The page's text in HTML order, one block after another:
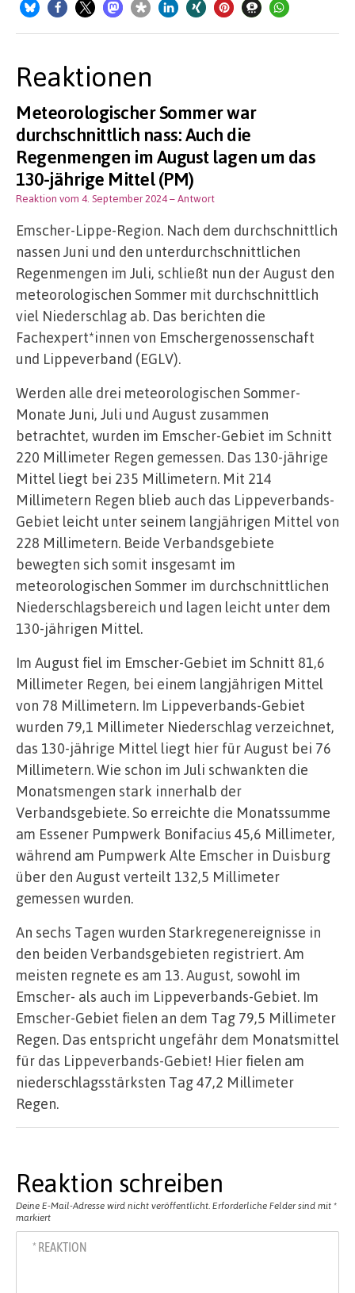
Reaktionen
Meteorologischer Sommer war
durchschnittlich nass: Auch die
Regenmengen im August lagen um das
130-jährige Mittel (PM)
Reaktion vom 4. September 2024– Antwort
Emscher-Lippe-Region. Nach dem durchschnittlich
nassen Juni und den unterdurchschnittlichen
Regenmengen im Juli, schließt nun der August den
meteorologischen Sommer mit durchschnittlich
viel Niederschlag ab. Das berichten die
Fachexpert*innen von Emschergenossenschaft
und Lippeverband (EGLV).
Werden alle drei meteorologischen Sommer-
Monate Juni, Juli und August zusammen
betrachtet, wurden im Emscher-Gebiet im Schnitt
220 Millimeter Regen gemessen. Das 130-jährige
Mittel liegt bei 235 Millimetern. Mit 214
Millimetern Regen blieb auch das Lippeverbands-
Gebiet leicht unter seinem langjährigen Mittel von
228 Millimetern. Beide Verbandsgebiete
bewegten sich somit insgesamt im
meteorologischen Sommer im durchschnittlichen
Niederschlagsbereich und lagen leicht unter dem
130-jährigen Mittel.
Im August fiel im Emscher-Gebiet im Schnitt 81,6
Millimeter Regen, bei einem langjährigen Mittel
von 78 Millimetern. Im Lippeverbands-Gebiet
wurden 79,1 Millimeter Niederschlag verzeichnet,
das 130-jährige Mittel liegt hier für August bei 76
Millimetern. Wie schon im Juli schwankten die
Monatsmengen stark innerhalb der
Verbandsgebiete. So erreichte die Monatssumme
am Essener Pumpwerk Bonifacius 45,6 Millimeter,
während am Pumpwerk Alte Emscher in Duisburg
über den August verteilt 132,5 Millimeter
gemessen wurden.
An sechs Tagen wurden Starkregenereignisse in
den beiden Verbandsgebieten registriert. Am
meisten regnete es am 13. August, sowohl im
Emscher- als auch im Lippeverbands-Gebiet. Im
Emscher-Gebiet fielen an dem Tag 79,5 Millimeter
Regen. Das entspricht ungefähr dem Monatsmittel
für das Lippeverbands-Gebiet! Hier fielen am
niederschlagsstärksten Tag 47,2 Millimeter
Regen.
Reaktion schreiben
Deine E-Mail-Adresse wird nicht veröffentlicht. Erforderliche Felder sind mit *
markiert